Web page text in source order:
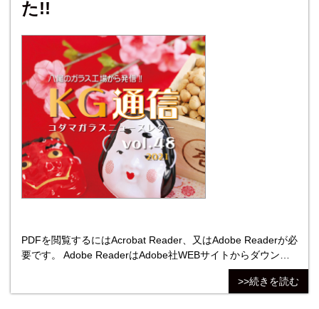
た!!
PDFを閲覧するにはAcrobat Reader、又はAdobe Readerが必
要です。 Adobe ReaderはAdobe社WEBサイトからダウンロ
いた！注意して欲しいガラスの置き方 ◎児玉雄司コラ
>>続きを読む